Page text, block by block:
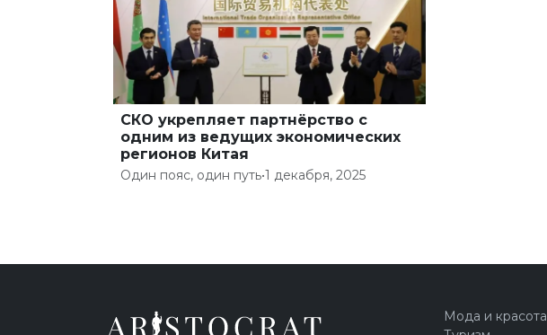
СКО укрепляет партнёрство с
одним из ведущих экономических
регионов Китая
Один пояс, один путь•1 декабря, 2025
Мода и красота